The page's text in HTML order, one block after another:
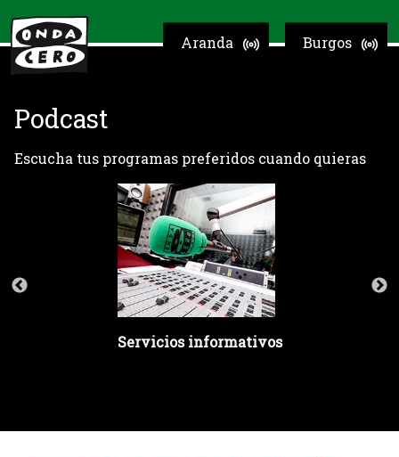
Burgos
Aranda
Podcast
Escucha tus programas preferidos cuando quieras
Servicios informativos